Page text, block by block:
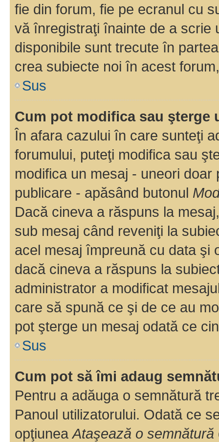
fie din forum, fie pe ecranul cu
vă înregistraţi înainte de a scrie
disponibile sunt trecute în
crea subiecte noi în acest
Sus
Cum pot modifica sau şterge
În afara cazului în care sunteţi
forumului, puteţi modifica sau
modifica un mesaj - uneori
publicare - apăsând butonul
Dacă cineva a răspuns la
sub mesaj când reveniţi la
acel mesaj împreună cu data şi
dacă cineva a răspuns la
administrator a modificat
care să spună ce şi de ce au
pot şterge un mesaj odată ce
Sus
Cum pot să îmi adaug
Pentru a adăuga o semnătură
Panoul utilizatorului. Odată ce
opţiunea Ataşează o semnătură